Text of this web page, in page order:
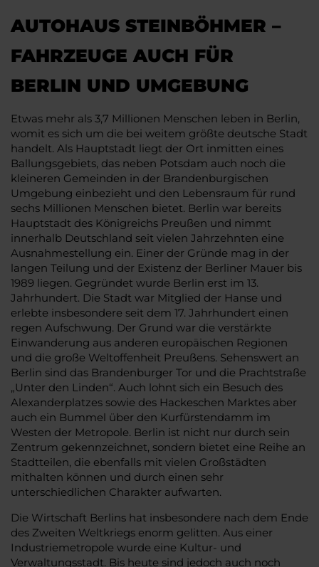
AUTOHAUS STEINBÖHMER –
FAHRZEUGE AUCH FÜR
BERLIN UND UMGEBUNG
Etwas mehr als 3,7 Millionen Menschen leben in Berlin,
womit es sich um die bei weitem größte deutsche Stadt
handelt. Als Hauptstadt liegt der Ort inmitten eines
Ballungsgebiets, das neben Potsdam auch noch die
kleineren Gemeinden in der Brandenburgischen
Umgebung einbezieht und den Lebensraum für rund
sechs Millionen Menschen bietet. Berlin war bereits
Hauptstadt des Königreichs Preußen und nimmt
innerhalb Deutschland seit vielen Jahrzehnten eine
Ausnahmestellung ein. Einer der Gründe mag in der
langen Teilung und der Existenz der Berliner Mauer bis
1989 liegen. Gegründet wurde Berlin erst im 13.
Jahrhundert. Die Stadt war Mitglied der Hanse und
erlebte insbesondere seit dem 17. Jahrhundert einen
regen Aufschwung. Der Grund war die verstärkte
Einwanderung aus anderen europäischen Regionen
und die große Weltoffenheit Preußens. Sehenswert an
Berlin sind das Brandenburger Tor und die Prachtstraße
„Unter den Linden“. Auch lohnt sich ein Besuch des
Alexanderplatzes sowie des Hackeschen Marktes aber
auch ein Bummel über den Kurfürstendamm im
Westen der Metropole. Berlin ist nicht nur durch sein
Zentrum gekennzeichnet, sondern bietet eine Reihe an
Stadtteilen, die ebenfalls mit vielen Großstädten
mithalten können und durch einen sehr
unterschiedlichen Charakter aufwarten.
Die Wirtschaft Berlins hat insbesondere nach dem Ende
des Zweiten Weltkriegs enorm gelitten. Aus einer
Industriemetropole wurde eine Kultur- und
Verwaltungsstadt. Bis heute sind jedoch auch noch